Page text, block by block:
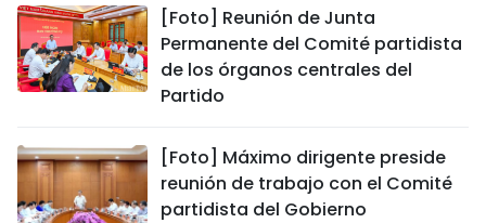
[Foto] Reunión de Junta
Permanente del Comité partidista
de los órganos centrales del
Partido
[Foto] Máximo dirigente preside
reunión de trabajo con el Comité
partidista del Gobierno